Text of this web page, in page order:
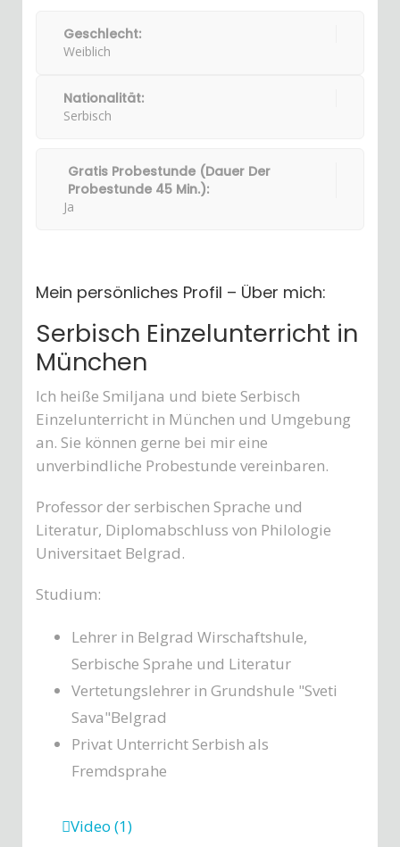
Geschlecht:
Weiblich
Nationalität:
Serbisch
Gratis Probestunde (Dauer Der
Probestunde 45 Min.):
Ja
Mein persönliches Profil – Über mich:
Serbisch Einzelunterricht in
München
Ich heiße Smiljana und biete Serbisch
Einzelunterricht in München und Umgebung
an. Sie können gerne bei mir eine
unverbindliche Probestunde vereinbaren.
Professor der serbischen Sprache und
Literatur, Diplomabschluss von Philologie
Universitaet Belgrad.
Studium:
Lehrer in Belgrad Wirschaftshule,
Serbische Sprahe und Literatur
Vertetungslehrer in Grundshule "Sveti
Sava"Belgrad
Privat Unterricht Serbish als
Fremdsprahe
Video (1)